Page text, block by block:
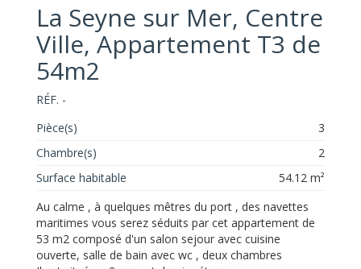
La Seyne sur Mer, Centre
Ville, Appartement T3 de
54m2
RÉF. -
Pièce(s)
3
Chambre(s)
2
Surface habitable
54.12 m²
Au calme , à quelques mêtres du port , des navettes
maritimes vous serez séduits par cet appartement de
53 m2 composé d'un salon sejour avec cuisine
ouverte, salle de bain avec wc , deux chambres